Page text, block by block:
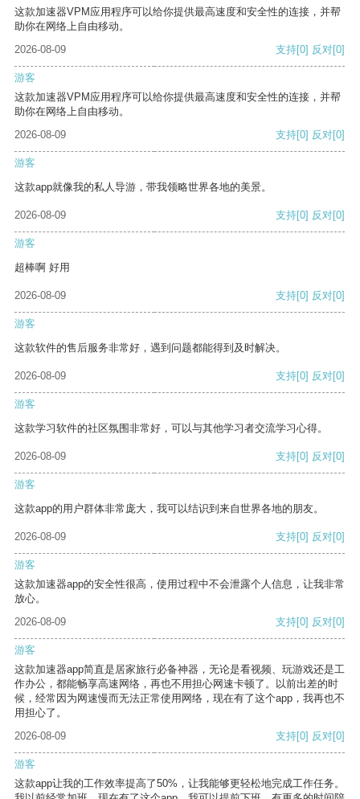
这款加速器VPM应用程序可以给你提供最高速度和安全性的连接，并帮
助你在网络上自由移动。
2026-08-09
支持[0] 反对[0]
游客
这款加速器VPM应用程序可以给你提供最高速度和安全性的连接，并帮
助你在网络上自由移动。
2026-08-09
支持[0] 反对[0]
游客
这款app就像我的私人导游，带我领略世界各地的美景。
2026-08-09 支持[0] 反对[0]
游客
超棒啊 好用
2026-08-09 支持[0] 反对[0]
游客
这款软件的售后服务非常好，遇到问题都能得到及时解决。
2026-08-09 支持[0] 反对[0]
游客
这款学习软件的社区氛围非常好，可以与其他学习者交流学习心得。
2026-08-09 支持[0] 反对[0]
游客
这款app的用户群体非常庞大，我可以结识到来自世界各地的朋友。
2026-08-09 支持[0] 反对[0]
游客
这款加速器app的安全性很高，使用过程中不会泄露个人信息，让我非常
放心。
2026-08-09
支持[0] 反对[0]
游客
这款加速器app简直是居家旅行必备神器，无论是看视频、玩游戏还是工
作办公，都能畅享高速网络，再也不用担心网速卡顿了。以前出差的时
候，经常因为网速慢而无法正常使用网络，现在有了这个app，我再也不
用担心了。
2026-08-09
支持[0] 反对[0]
游客
这款app让我的工作效率提高了50%，让我能够更轻松地完成工作任务。